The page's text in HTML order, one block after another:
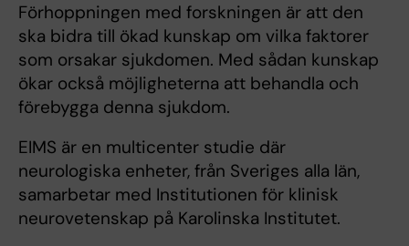
Förhoppningen med forskningen är att den
ska bidra till ökad kunskap om vilka faktorer
som orsakar sjukdomen. Med sådan kunskap
ökar också möjligheterna att behandla och
förebygga denna sjukdom.
EIMS är en multicenter studie där
neurologiska enheter, från Sveriges alla län,
samarbetar med Institutionen för klinisk
neurovetenskap på Karolinska Institutet.